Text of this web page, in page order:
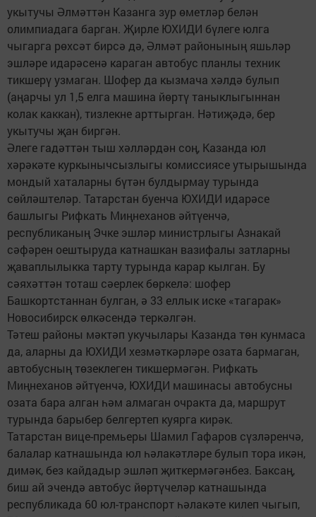
укытучы Әлмәттән Казанга зур өметләр белән
олимпиадага барган. Җирле ЮХИДИ бүлеге юлга
чыгарга рөхсәт бирсә дә, Әлмәт районының яшьләр
эшләре идарәсенә караган автобус планлы техник
тикшерү узмаган. Шофер да кызмача хәлдә булып
(аңарчы ул 1,5 елга машина йөртү таныклыгыннан
колак каккан), тизлекне арттырган. Нәтиҗәдә, бер
укытучы җан биргән.
Әлеге гадәттән тыш хәлләрдән соң, Казанда юл
хәрәкәте куркынычсызлыгы комиссиясе утырышында
мондый хаталарны бүтән булдырмау турында
сөйләштеләр. Татарстан буенча ЮХИДИ идарәсе
башлыгы Рифкать Миңнеханов әйтүенчә,
республиканың Эчке эшләр министрлыгы Азнакай
сәфәрен оештыруда катнашкан вазифалы затларны
җаваплылыкка тарту турында карар кылган. Бу
сәяхәттән тоташ сәерлек бөркелә: шофер
Башкортстаннан булган, ә 33 еллык иске «тагарак»
Новосибирск өлкәсендә теркәлгән.
Тәтеш районы мәктәп укучылары Казанда төн кунмаса
да, аларны да ЮХИДИ хезмәткәрләре озата бармаган,
автобусның төзеклеген тикшермәгән. Рифкать
Миңнеханов әйтүенчә, ЮХИДИ машинасы автобусны
озата бара алган һәм алмаган очракта да, маршрут
турында барыбер белгертеп куярга кирәк.
Татарстан вице-премьеры Шамил Гафаров сүзләренчә,
балалар катнашында юл һәлакәтләре булып тора икән,
димәк, без кайдадыр эшләп җиткермәгәнбез. Баксаң,
биш ай эчендә автобус йөртүчеләр катнашында
республикада 60 юл-транспорт һәлакәте килеп чыгып,